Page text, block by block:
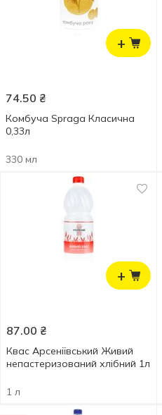
+
74.50 ₴
Комбуча Spraga Класична
0,33л
330 мл
+
87.00 ₴
Квас Арсеніївський Живий
непастеризований хлібний 1л
1 л